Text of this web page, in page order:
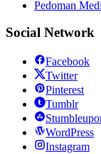
Pedoman
Social Network
Facebook
Twitter
Pinterest
Tumblr
WordPress
Instagram